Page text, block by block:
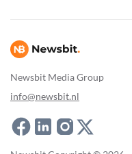
Newsbit Media Group
info@newsbit.nl